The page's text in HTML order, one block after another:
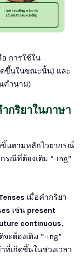
การใช้ใน
ดขึ้นในขณะนั้น) และ
คำนาม)
กริยาในภาษา
ขึ้นตามหลักไวยากรณ์
ณีที่ต้องเติม “-ing”
เมื่อคำกริยา
เช่น present
continuous,
จะต้องเติม “-ing”
ที่เกิดขึ้นในช่วงเวลา